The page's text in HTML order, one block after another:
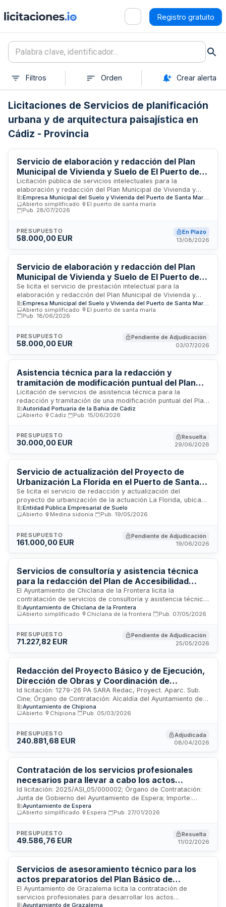
Registro gratuito
Filtros Orden Crear alerta
Licitaciones de Servicios de planificación
urbana y de arquitectura paisajística en
Cádiz - Provincia
Servicio de elaboración y redacción del Plan
Municipal de Vivienda y Suelo de El Puerto de
Santa María
Licitación pública de servicios intelectuales para la
elaboración y redacción del Plan Municipal de Vivienda y
Suelo del municipio de El Puerto de Santa María, en la
provincia de Cádiz. El contrato, convocado por el Consejo de
Administración de la Empresa Municipal del Suelo y Vivienda,
planificación urbana y consultoría especializada en materia
de vivienda y suelo. El importe de la licitación es de 58.000
Empresa Municipal del Suelo y Vivienda del Puerto de Santa María S.A.
Abierto simplificado
El puerto de santa maría
Pub. 28/07/2026
PRESUPUESTO
58.000,00 EUR
En Plazo
13/08/2026
Servicio de elaboración y redacción del Plan
Municipal de Vivienda y Suelo de El Puerto de
Santa María
Se licita el servicio de prestación intelectual para la
elaboración y redacción del Plan Municipal de Vivienda y
Suelo de El Puerto de Santa María, hasta su aprobación
definitiva. Los trabajos incluyen la coordinación y
sistematización de trabajos previos, valoración de
sistema de información geográfica, georreferenciación de
datos, explotaciones gráficas y alfanuméricas, así como la
Abierto simplificado
El puerto de santa maría
Pub. 18/06/2026
PRESUPUESTO
58.000,00 EUR
Pendiente de Adjudicación
03/07/2026
Asistencia técnica para la redacción y
tramitación de modificación puntual del Plan
General de Ordenación Urbanística de Cádiz en
avenida de Astilleros
Licitación de servicios de asistencia técnica para la
redacción y tramitación de una modificación puntual del Plan
General de Ordenación Urbanística del municipio de Cádiz,
en el ámbito de la avenida de Astilleros. El contrato incluye el
tramitación administrativa y obtención de aprobaciones
inicial, provisional y definitiva. El plazo de ejecución es de
escalonados según hitos de avance. Los gastos de
desplazamiento, dietas y costes del equipo consultor corren
a cargo del adjudicatario.
Autoridad Portuaria de la Bahía de Cádiz
Abierto
Cádiz Pub. 15/06/2026
PRESUPUESTO
30.000,00 EUR
Resuelta
29/06/2026
Servicio de actualización del Proyecto de
Urbanización La Florida en el Puerto de Santa
María
Se licita el servicio de redacción y actualización del
proyecto de urbanización de la actuación La Florida, ubicada
en el Puerto de Santa María (Cádiz). El servicio incluye la
elaboración de una separata de primera etapa totalmente
de terrenos, reconocimientos geotécnicos necesarios y
asistencia técnica durante la tramitación del proyecto hasta
vigente, precios actuales y nuevos requerimientos
tecnológicos y medioambientales sostenibles.
Entidad Pública Empresarial de Suelo
Abierto
Medina sidonia Pub. 19/05/2026
PRESUPUESTO
161.000,00 EUR
Pendiente de Adjudicación
19/06/2026
Servicios de consultoría y asistencia técnica
para la redacción del Plan de Accesibilidad
Integral del Municipio de Chiclana de la
Frontera
El Ayuntamiento de Chiclana de la Frontera licita la
contratación de servicios de consultoría y asistencia técnica
para la elaboración del Plan de Accesibilidad Integral
municipal. El servicio incluye la investigación, análisis y
transporte, comunicación e información, así como el diseño
de propuestas de mejora con valoración económica. El plan
Social, Juventud, Familias e Igualdad de la Junta de
Andalucía y forma parte del compromiso municipal con la
inclusión social y la movilidad universal.
Ayuntamiento de Chiclana de la Frontera
Abierto simplificado
Chiclana de la frontera Pub. 07/05/2026
PRESUPUESTO
71.227,82 EUR
Pendiente de Adjudicación
25/05/2026
Redacción del Proyecto Básico y de Ejecución,
Dirección de Obras y Coordinación de
Seguridad y Salud para la Construcción de los
aparcamientos Subterráneos y Urbanización
de la Parcela de los antiguos Cines
Id licitación: 1279-26 PA SARA Redac, Proyect. Aparc. Sub.
Cine; Órgano de Contratación: Alcaldía del Ayuntamiento de
Chipiona; Importe: 240881.68 EUR; Estado: ADJ
Ayuntamiento de Chipiona
Abierto
Chipiona Pub. 05/03/2026
PRESUPUESTO
240.881,68 EUR
Adjudicada
08/04/2026
Contratación de los servicios profesionales
necesarios para llevar a cabo los actos
preparatorios a la Redacción del Plan Básico de
Ordenación Municipal (PBOM) del Municipio de
Espera.
Id licitación: 2025/ASI_05/000002; Órgano de Contratación:
Junta de Gobierno del Ayuntamiento de Espera; Importe:
49586.76 EUR; Estado: RES
Ayuntamiento de Espera
Abierto simplificado
Espera Pub. 27/01/2026
PRESUPUESTO
49.586,76 EUR
Resuelta
11/02/2026
Servicios de asesoramiento técnico para los
actos preparatorios del Plan Básico de
Ordenación Municipal de Grazalema
El Ayuntamiento de Grazalema licita la contratación de
servicios profesionales para desarrollar los actos
Ayuntamiento de Grazalema